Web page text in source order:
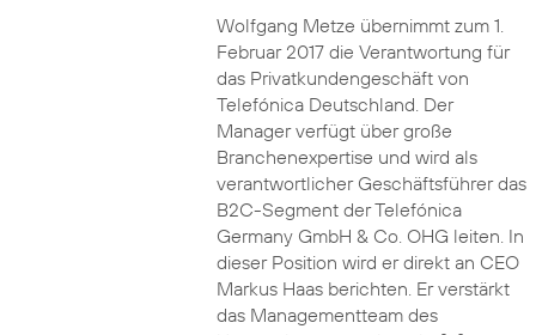
Wolfgang Metze übernimmt zum 1.
Februar 2017 die Verantwortung für
das Privatkundengeschäft von
Telefónica Deutschland. Der
Manager verfügt über große
Branchenexpertise und wird als
verantwortlicher Geschäftsführer das
B2C-Segment der Telefónica
Germany GmbH & Co. OHG leiten. In
dieser Position wird er direkt an CEO
Markus Haas berichten. Er verstärkt
das Managementteam des